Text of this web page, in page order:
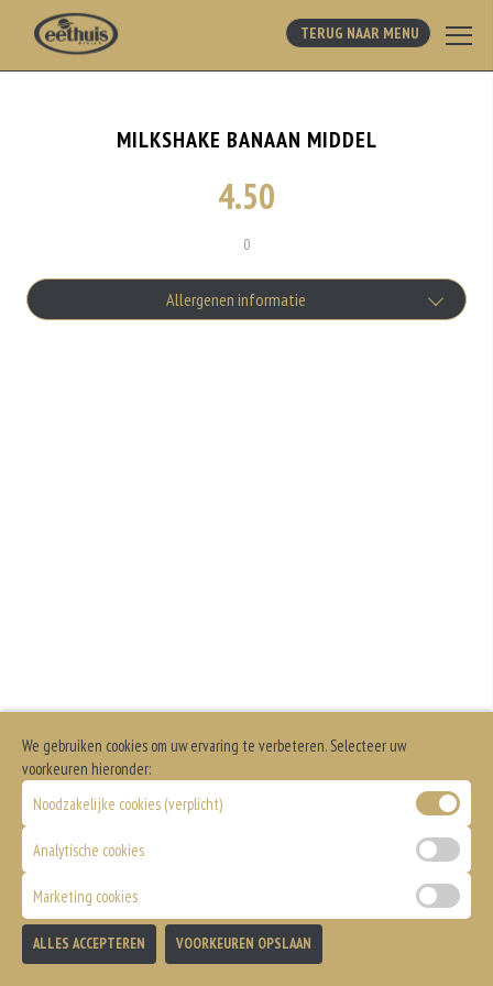
TERUG NAAR MENU
MILKSHAKE BANAAN MIDDEL
4.50
0
Allergenen informatie
We gebruiken cookies om uw ervaring te verbeteren. Selecteer uw
voorkeuren hieronder:
Noodzakelijke cookies (verplicht)
Analytische cookies
Marketing cookies
ALLES ACCEPTEREN VOORKEUREN OPSLAAN